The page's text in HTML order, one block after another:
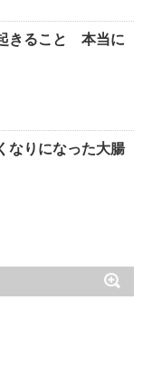
きること 本当に
なりになった大腸